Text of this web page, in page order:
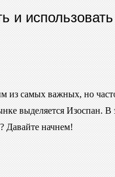
и
из самых важных, но
выделяется Изоспан.
Давайте начнем!